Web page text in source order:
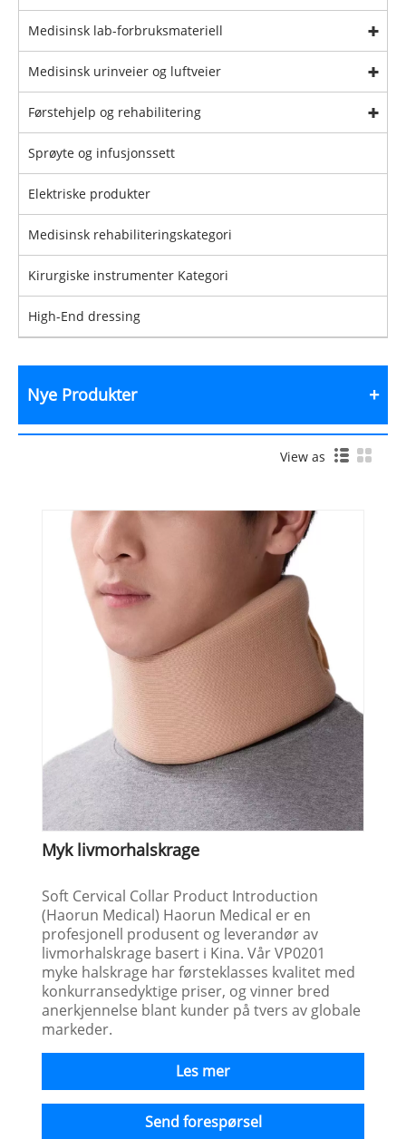
Medisinsk lab-forbruksmateriell
Medisinsk urinveier og luftveier
Førstehjelp og rehabilitering
Sprøyte og infusjonssett
Elektriske produkter
Medisinsk rehabiliteringskategori
Kirurgiske instrumenter Kategori
High-End dressing
Nye Produkter
View as
Myk livmorhalskrage
Soft Cervical Collar Product Introduction
(Haorun Medical) Haorun Medical er en
profesjonell produsent og leverandør av
livmorhalskrage basert i Kina. Vår VP0201
myke halskrage har førsteklasses kvalitet med
konkurransedyktige priser, og vinner bred
anerkjennelse blant kunder på tvers av globale
markeder.
Les mer
Send forespørsel